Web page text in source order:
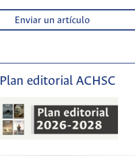
Enviar un artículo
Plan editorial ACHSC